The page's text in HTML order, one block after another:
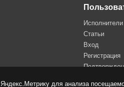
для анализа
Исполнители
Статьи
Вход
Регистрация